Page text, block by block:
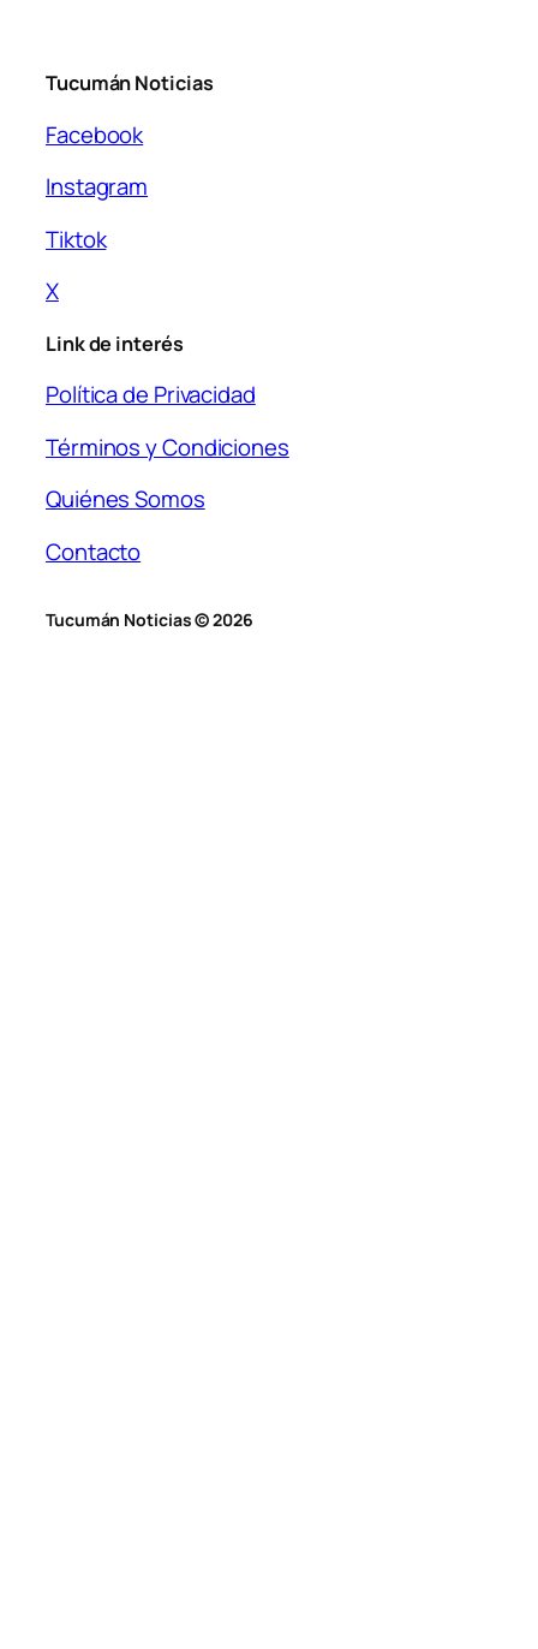
Tucumán Noticias
Facebook
Instagram
Tiktok
X
Link de interés
Política de Privacidad
Términos y Condiciones
Quiénes Somos
Contacto
Tucumán Noticias © 2026